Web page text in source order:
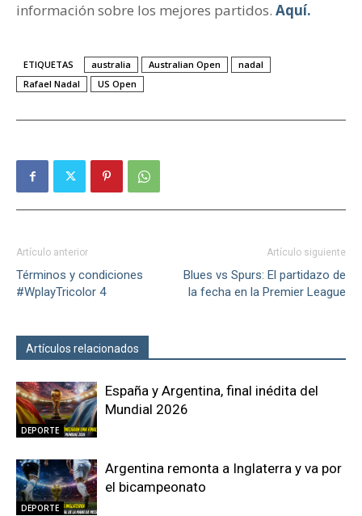
información sobre los mejores partidos. Aquí.
ETIQUETAS australia Australian Open
nadal
Rafael Nadal
US Open
Artículo anterior
Términos y condiciones
#WplayTricolor 4
Artículo siguiente
Blues vs Spurs: El partidazo de
la fecha en la Premier League
Artículos relacionados
DEPORTE
España y Argentina, final inédita del
Mundial 2026
DEPORTE
Argentina remonta a Inglaterra y va por
el bicampeonato